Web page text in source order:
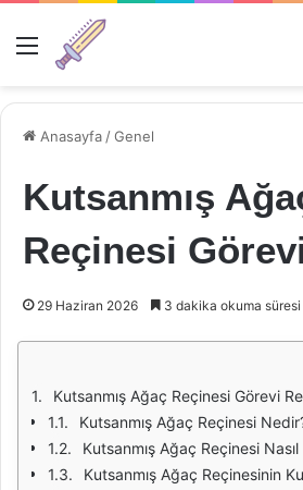
Menü
Anasayfa /Genel
Kutsanmış
Reçinesi
29 Haziran 2026 3 dakika okuma süresi
Kutsanmış Ağaç Reçinesi Görevi
Kutsanmış Ağaç Reçinesi
Kutsanmış Ağaç Reçinesi
Kutsanmış Ağaç Reçinesinin